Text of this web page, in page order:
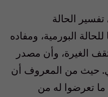
الحالة
البورمية، ومفاده
الغيرة، وأن مصدر
حيث من المعروف أن
تعرضوا له من